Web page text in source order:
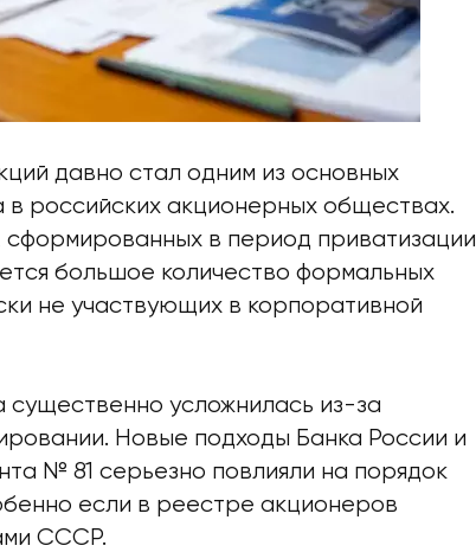
давно стал одним из основных
в российских акционерных обществах.
в период приватизации
большое количество формальных
не участвующих в корпоративной
усложнилась из-за
Новые подходы Банка России и
№ 81 серьезно повлияли на порядок
если в реестре акционеров
СССР.